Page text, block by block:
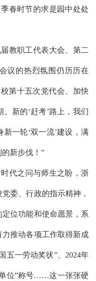
季春时节的求是园中处处
教职工代表大会、第二
议的热烈氛围 仍 历历在
第十五次党代会、加快
新的‘赶考’路上，我们
一轮‘双一流’建设，满
新步伐！”
代之问与师生之 盼，浙
委、行政的指示精神，
定位功能和使命愿景 ， 系
力推动各项工作取得新成
五一劳动奖状”、2024年
位”称号……这一张张硬